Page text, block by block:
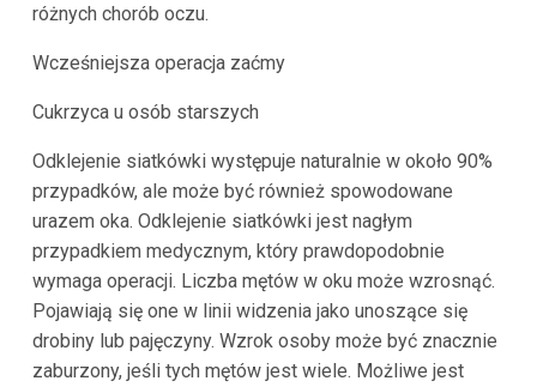
różnych chorób oczu.
Wcześniejsza operacja zaćmy
Cukrzyca u osób starszych
Odklejenie siatkówki występuje naturalnie w około 90%
przypadków, ale może być również spowodowane
urazem oka. Odklejenie siatkówki jest nagłym
przypadkiem medycznym, który prawdopodobnie
wymaga operacji. Liczba mętów w oku może wzrosnąć.
Pojawiają się one w linii widzenia jako unoszące się
drobiny lub pajęczyny. Wzrok osoby może być znacznie
zaburzony, jeśli tych mętów jest wiele. Możliwe jest